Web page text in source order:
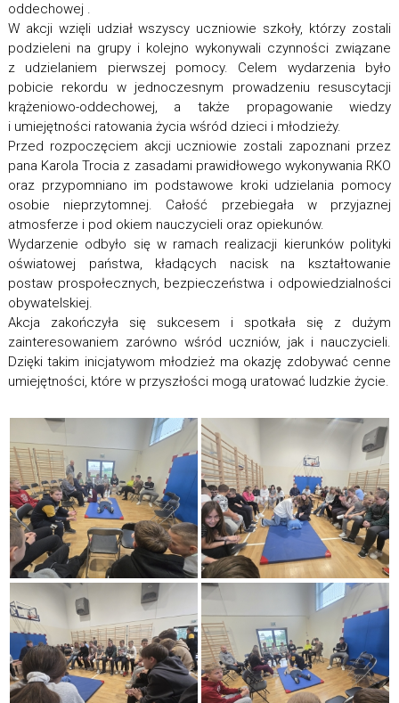
oddechowej .
W akcji wzięli udział wszyscy uczniowie szkoły, którzy zostali
podzieleni na grupy i kolejno wykonywali czynności związane
z udzielaniem pierwszej pomocy. Celem wydarzenia było
pobicie rekordu w jednoczesnym prowadzeniu resuscytacji
krążeniowo-oddechowej, a także propagowanie wiedzy
i umiejętności ratowania życia wśród dzieci i młodzieży.
Przed rozpoczęciem akcji uczniowie zostali zapoznani przez
pana Karola Trocia z zasadami prawidłowego wykonywania RKO
oraz przypomniano im podstawowe kroki udzielania pomocy
osobie nieprzytomnej. Całość przebiegała w przyjaznej
atmosferze i pod okiem nauczycieli oraz opiekunów.
Wydarzenie odbyło się w ramach realizacji kierunków polityki
oświatowej państwa, kładących nacisk na kształtowanie
postaw prospołecznych, bezpieczeństwa i odpowiedzialności
obywatelskiej.
Akcja zakończyła się sukcesem i spotkała się z dużym
zainteresowaniem zarówno wśród uczniów, jak i nauczycieli.
Dzięki takim inicjatywom młodzież ma okazję zdobywać cenne
umiejętności, które w przyszłości mogą uratować ludzkie życie.